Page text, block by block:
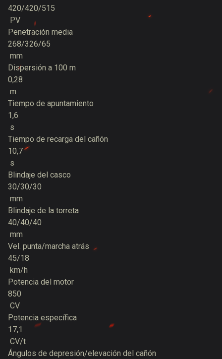
420/420/515
PV
Penetración media
268/326/65
mm
Dispersión a 100 m
0,28
m
Tiempo de apuntamiento
1,6
s
Tiempo de recarga del cañón
10,7
s
Blindaje del casco
30/30/30
mm
Blindaje de la torreta
40/40/40
mm
Vel. punta/marcha atrás
45/18
km/h
Potencia del motor
850
CV
Potencia específica
17,1
CV/t
Ángulos de depresión/elevación del cañón